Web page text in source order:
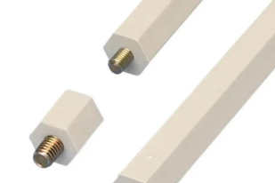
СИСТЕМИ ШИНОПРОВОДІВ ТА СТРУМОПРОВОДІВ